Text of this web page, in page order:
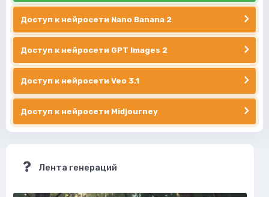
Доступ к нейросети Nano Banana 2
Доступ к нейросети GPT Images 2
Доступ к нейросети Veo 3.1
Доступ к нейросети Midjourney
Лента генераций